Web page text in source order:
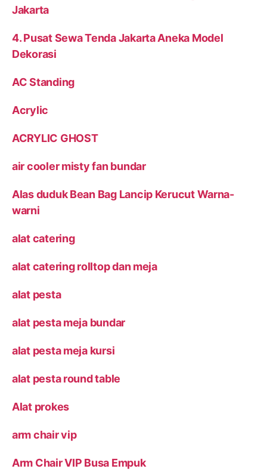
Jakarta
4. Pusat Sewa Tenda Jakarta Aneka Model
Dekorasi
AC Standing
Acrylic
ACRYLIC GHOST
air cooler misty fan bundar
Alas duduk Bean Bag Lancip Kerucut Warna-
warni
alat catering
alat catering rolltop dan meja
alat pesta
alat pesta meja bundar
alat pesta meja kursi
alat pesta round table
Alat prokes
arm chair vip
Arm Chair VIP Busa Empuk